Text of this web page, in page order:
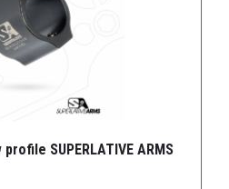
SUPERLATIVE ARMS